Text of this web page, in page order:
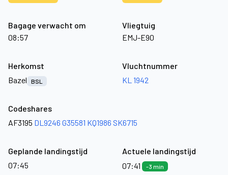
Bagage verwacht om
08:57
Vliegtuig
EMJ-E90
Herkomst
Bazel
BSL
Vluchtnummer
KL 1942
Codeshares
AF3195 DL9246 G35581 KQ1986 SK6715
Geplande landingstijd
07:45
Actuele landingstijd
07:41
-3 min